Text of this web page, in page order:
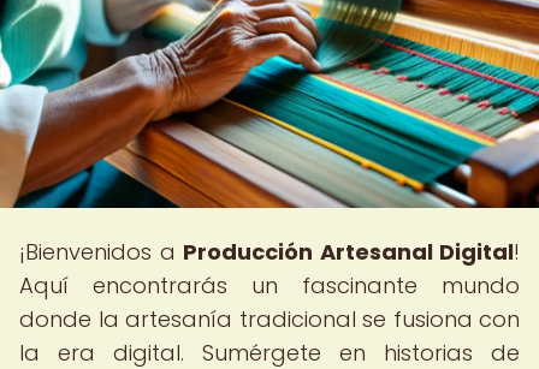
¡Bienvenidos a Producción Artesanal Digital!
Aquí encontrarás un fascinante mundo
donde la artesanía tradicional se fusiona con
la era digital. Sumérgete en historias de